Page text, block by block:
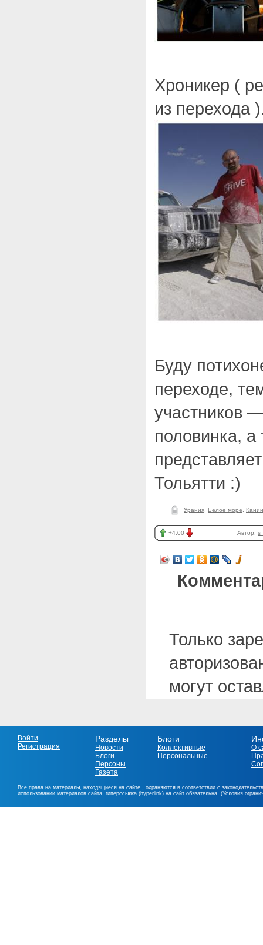
Хроникер (
из перехода
Буду
переходе,
участников
половинка, а
Тольятти :)
Урания Белое море
+4.00 Автор:
Только
могут
Войти
Регистрация
Разделы
Новости
Блоги
Персоны
Газета
Блоги
Коллективные
Персональные
О
Все права на материалы, находящиеся на сайте , охраняются в соответствии с
использовании материалов сайта, гиперссылка (hyperlink) на сайт обязательна. (Условия